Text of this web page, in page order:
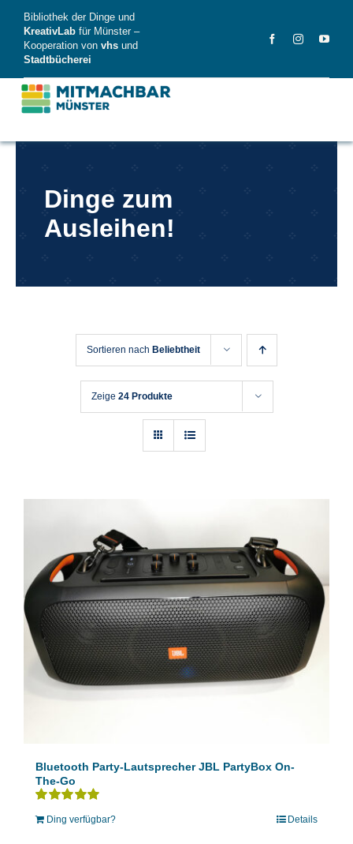
content
Bibliothek der Dinge und
KreativLab für Münster –
Kooperation von vhs und
Stadtbücherei
DingeDinge zum
Ausleihen!
Sortieren nach Beliebtheit
Zeige 24 Produkte
Bluetooth Party-Lautsprecher JBL PartyBox On-
The-Go
Bewertet
mit5.00von 5
Ding verfügbar? Details